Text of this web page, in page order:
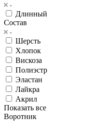
Длинный
Состав
Шерсть
Хлопок
Вискоза
Полиэстр
Эластан
Лайкра
Акрил
Показать все
Воротник